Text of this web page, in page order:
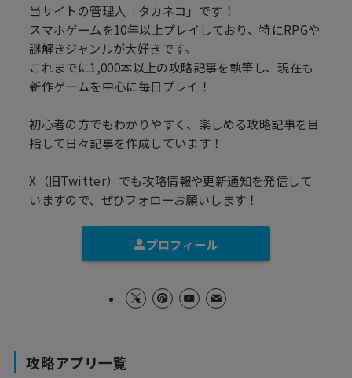
当サイトの管理人「タカネコ」です！
スマホゲームを10年以上プレイしており、特にRPGや
謎解きジャンルが大好きです。
これまでに1,000本以上の攻略記事を執筆し、現在も
新作ゲームを中心に毎日プレイ！
初心者の方でもわかりやすく、楽しめる攻略記事を目
指して日々記事を作成しています！
X（旧Twitter）でも攻略情報や更新通知を発信して
いますので、ぜひフォローお願いします！
プロフィール
攻略アプリ一覧